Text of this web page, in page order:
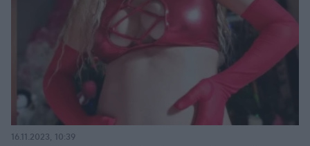
16.11.2023, 10:39